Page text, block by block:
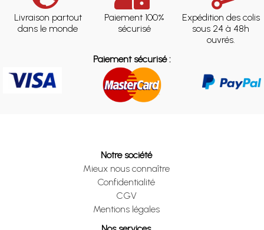
Livraison partout
dans le monde
Paiement 100%
sécurisé
Expédition des colis
sous 24 à 48h
ouvrés.
Paiement sécurisé :
Notre société
Mieux nous connaître
Confidentialité
CGV
Mentions légales